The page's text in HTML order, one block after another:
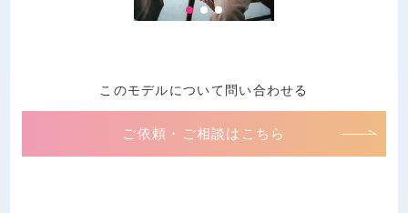
このモデルについて問い合わせる
ご依頼・ご相談はこちら